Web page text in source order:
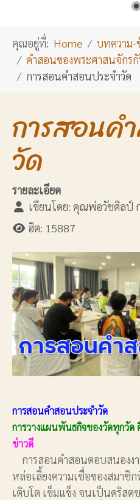
คุณอยู่ที่: Home
บทความ-
คำสอนของพระศาสนจัก
การสอนคำสอนประจำวัด
การสอนค
วัด
รายละเอียด
เขียนโดย: คุณพ่อวัชศิลป์
ฮิต: 15887
การสอนคำสอนประจำวัด
การวางแผนพันธกิจของวัดทุกวัด
ข่าวดี
การสอนคำสอนตอบสนองง
หล่อเลี้ยงความเชื่อของสมา
เติบโต เข็มแข็ง จนเป็นคริส